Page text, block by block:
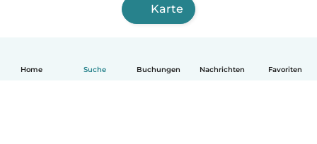
Home Suche Buchungen Nachrichten Favoriten
Karte